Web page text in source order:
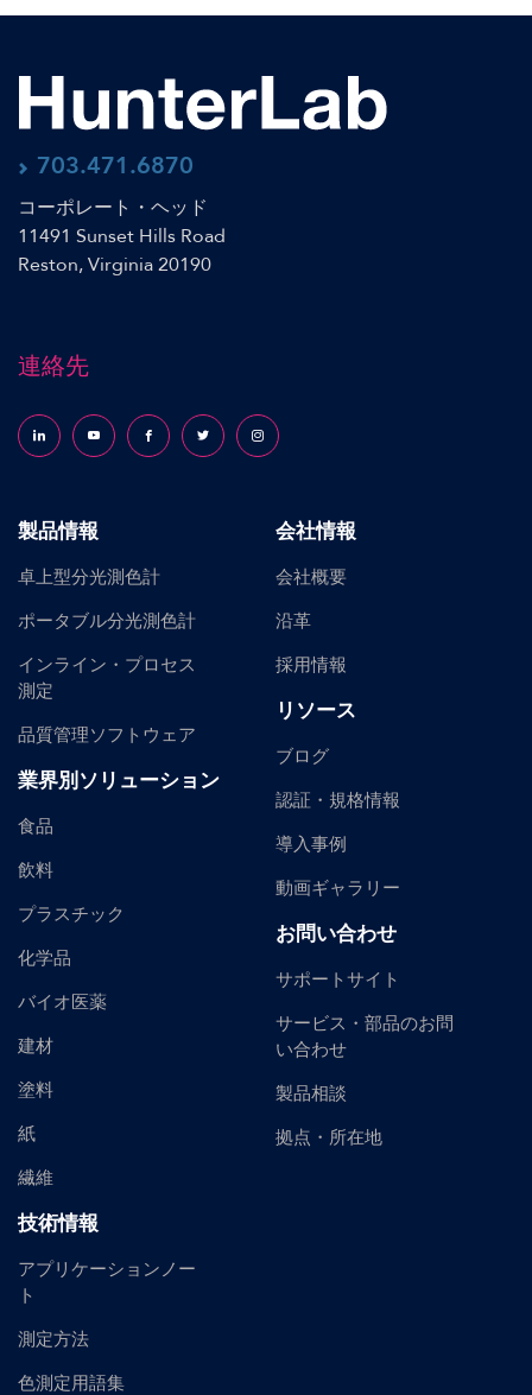
703.471.6870
コーポレート・ヘッド
11491 Sunset Hills Road
Reston, Virginia 20190
連絡先
Follow us on LinkedInFollow us on YouTubeFollow us on Facebook
Follow us on X (formerly Twitter)
Follow us on Instagram
製品情報
卓上型分光測色計
ポータブル分光測色計
インライン・プロセス
測定
品質管理ソフトウェア
業界別ソリューション
食品
飲料
プラスチック
化学品
バイオ医薬
建材
塗料
紙
繊維
技術情報
アプリケーションノー
ト
測定方法
色測定用語集
会社情報
会社概要
沿革
採用情報
リソース
ブログ
認証・規格情報
導入事例
動画ギャラリー
お問い合わせ
サポートサイト
サービス・部品のお問
い合わせ
製品相談
拠点・所在地